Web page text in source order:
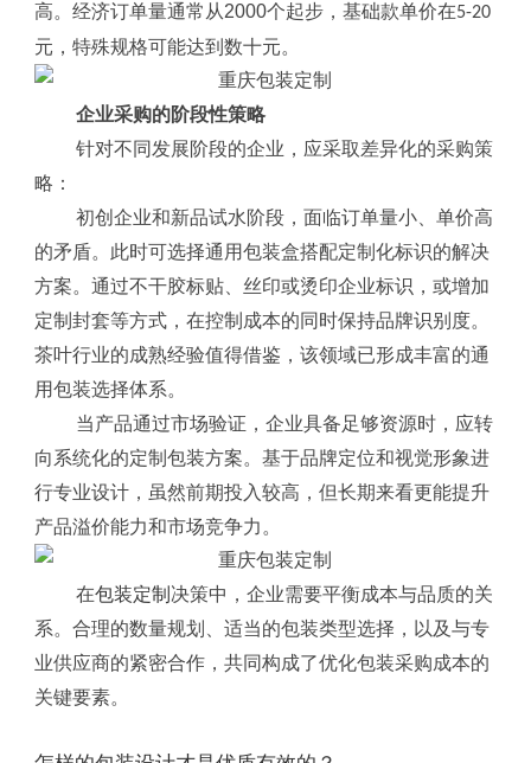
高。经济订单量通常从2000个起步，基础款单价在5-20
元，特殊规格可能达到数十元。
企业采购的阶段性策略
针对不同发展阶段的企业，应采取差异化的采购策
略：
初创企业和新品试水阶段，面临订单量小、单价高
的矛盾。此时可选择通用包装盒搭配定制化标识的解决
方案。通过不干胶标贴、丝印或烫印企业标识，或增加
定制封套等方式，在控制成本的同时保持品牌识别度。
茶叶行业的成熟经验值得借鉴，该领域已形成丰富的通
用包装选择体系。
当产品通过市场验证，企业具备足够资源时，应转
向系统化的定制包装方案。基于品牌定位和视觉形象进
行专业设计，虽然前期投入较高，但长期来看更能提升
产品溢价能力和市场竞争力。
在包装定制 决策中，企业需要平衡成本与品质的关
系。合理的数量规划、适当的包装类型选择，以及与专
业供应商的紧密合作，共同构成了优化包装采购成本的
关键要素。